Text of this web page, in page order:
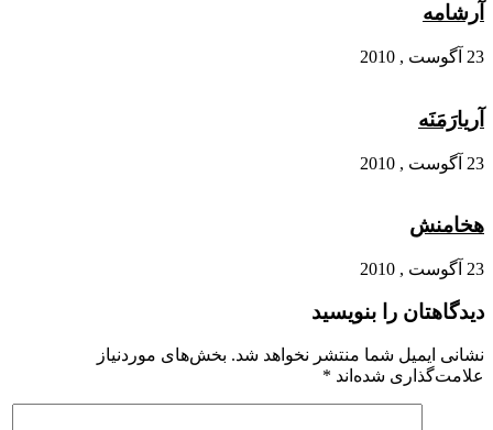
آرشامه
23 آگوست , 2010
آریارَمَنَه
23 آگوست , 2010
هخامنش
23 آگوست , 2010
دیدگاهتان را بنویسید
نشانی ایمیل شما منتشر نخواهد شد. بخش‌های موردنیاز
علامت‌گذاری شده‌اند *